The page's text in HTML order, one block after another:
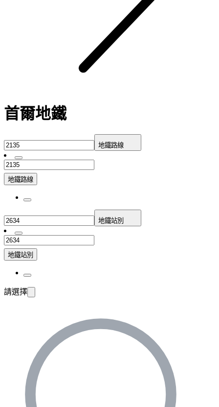
首爾地鐵
地鐵路線
地鐵路線
地鐵站別
地鐵站別
請選擇